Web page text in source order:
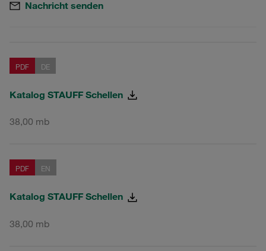
Nachricht senden
PDF DE
Katalog STAUFF Schellen
38,00 mb
PDF EN
Katalog STAUFF Schellen
38,00 mb